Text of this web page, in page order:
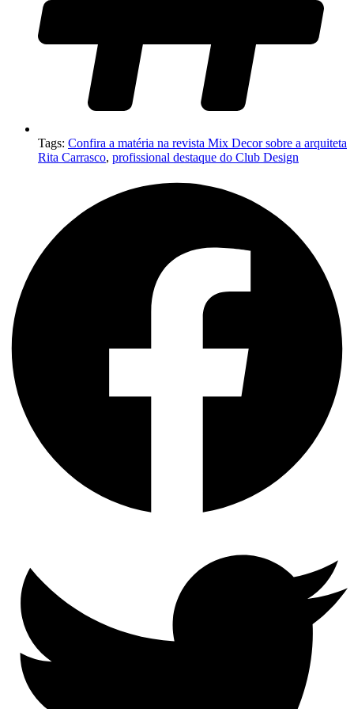
Tags: Confira a matéria na revista Mix Decor sobre a arquiteta
Rita Carrasco, profissional destaque do Club Design